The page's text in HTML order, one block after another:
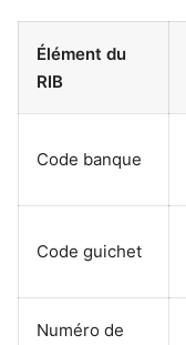
Élément du
RIB
Code banque
Code guichet
Numéro de